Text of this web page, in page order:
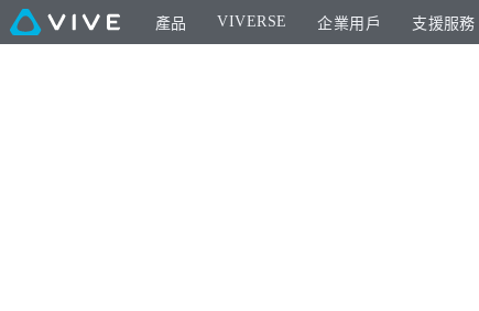
產品 VIVERSE 企業用戶 支援服務